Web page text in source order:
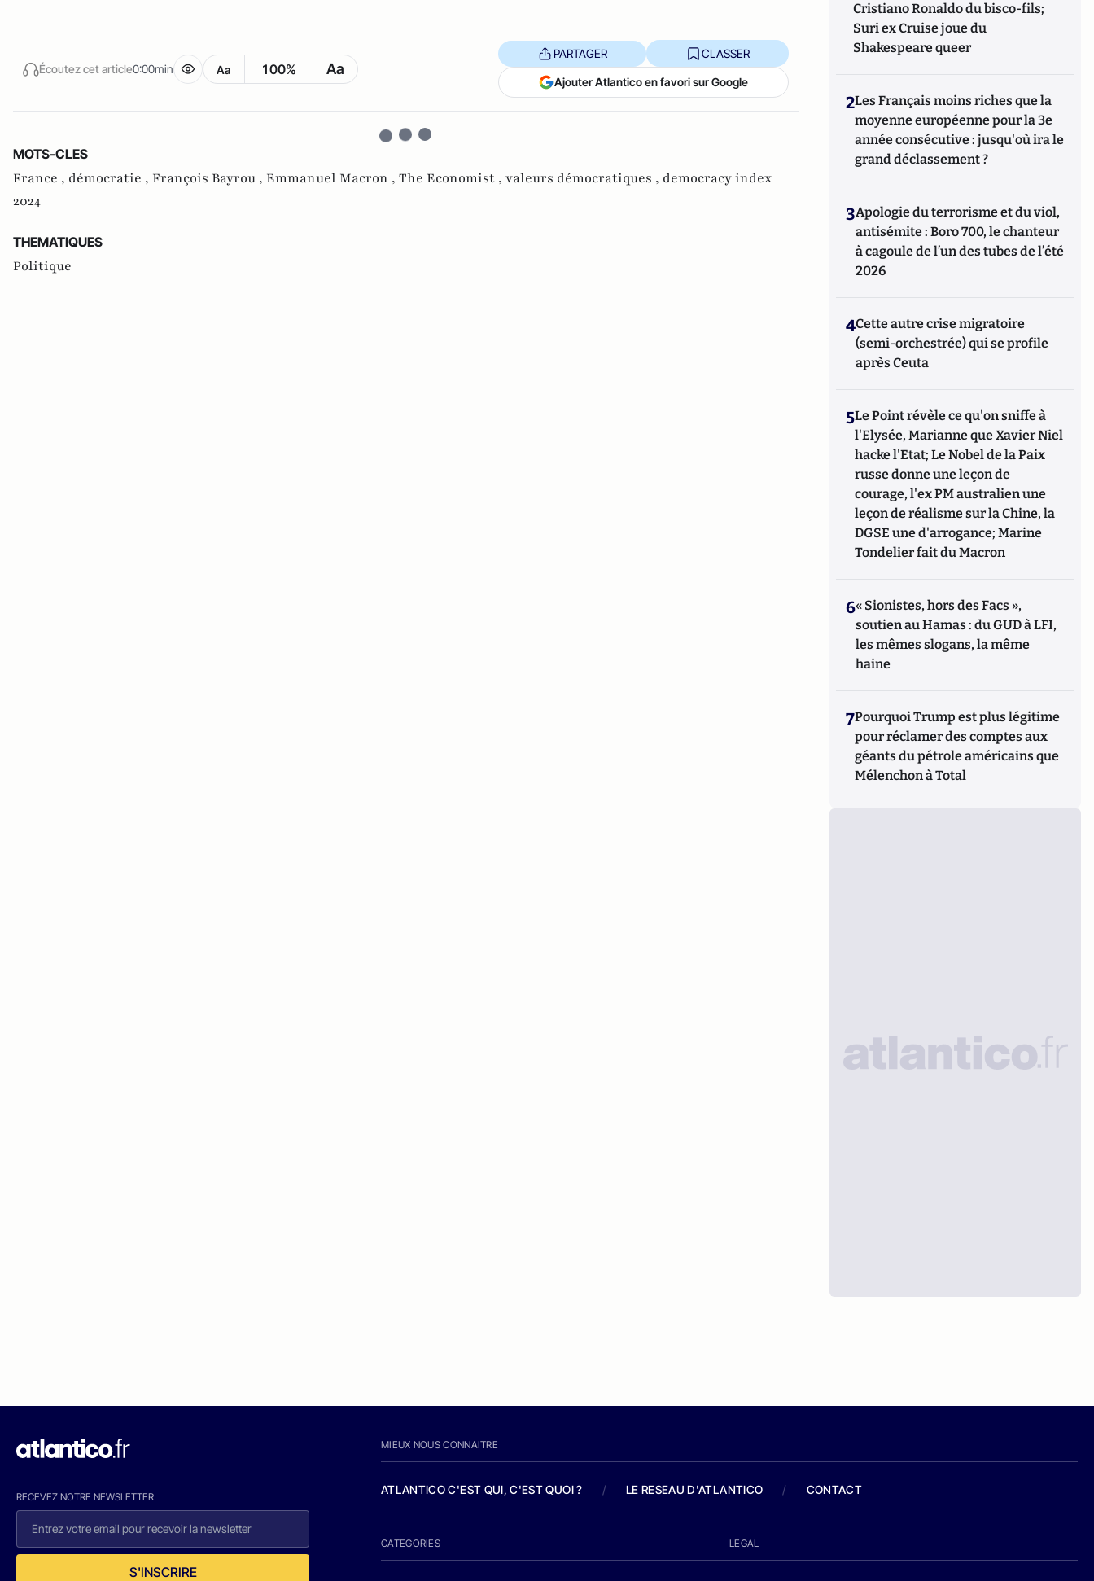
Écoutez cet article0:00min Aa 100% Aa
PARTAGER CLASSER
Ajouter Atlantico en favori sur Google
MOTS-CLES
France , démocratie , François Bayrou , Emmanuel Macron , The Economist , valeurs démocratiques , democracy index
2024
THEMATIQUES
Politique
Cristiano Ronaldo du bisco-fils;
Suri ex Cruise joue du
Shakespeare queer
2Les Français moins riches que la
moyenne européenne pour la 3e
année consécutive : jusqu'où ira le
grand déclassement ?
3Apologie du terrorisme et du viol,
antisémite : Boro 700, le chanteur
à cagoule de l’un des tubes de l’été
2026
4Cette autre crise migratoire
(semi-orchestrée) qui se profile
après Ceuta
5Le Point révèle ce qu'on sniffe à
l'Elysée, Marianne que Xavier Niel
hacke l'Etat; Le Nobel de la Paix
russe donne une leçon de
courage, l'ex PM australien une
leçon de réalisme sur la Chine, la
DGSE une d'arrogance; Marine
Tondelier fait du Macron
6« Sionistes, hors des Facs »,
soutien au Hamas : du GUD à LFI,
les mêmes slogans, la même
haine
7Pourquoi Trump est plus légitime
pour réclamer des comptes aux
géants du pétrole américains que
Mélenchon à Total
RECEVEZ NOTRE NEWSLETTER
S'INSCRIRE
MIEUX NOUS CONNAITRE
ATLANTICO C'EST QUI, C'EST QUOI ? / LE RESEAU D'ATLANTICO / CONTACT
CATEGORIES LEGAL